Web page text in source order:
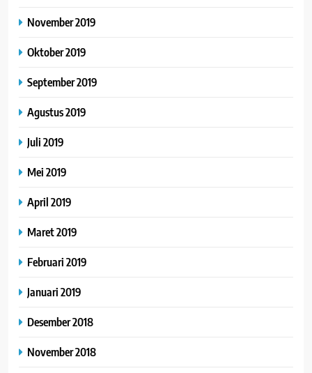
November 2019
Oktober 2019
September 2019
Agustus 2019
Juli 2019
Mei 2019
April 2019
Maret 2019
Februari 2019
Januari 2019
Desember 2018
November 2018